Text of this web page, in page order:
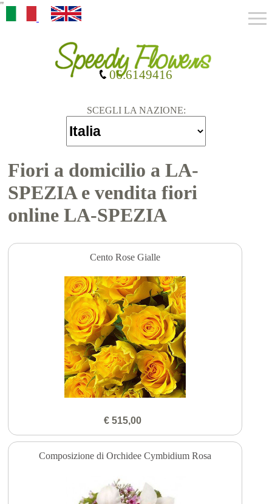
"
SCEGLI LA NAZIONE:
06.6149416
Fiori a domicilio a LA-
SPEZIA e vendita fiori
online LA-SPEZIA
Cento Rose Gialle
€ 515,00
Composizione di Orchidee Cymbidium Rosa